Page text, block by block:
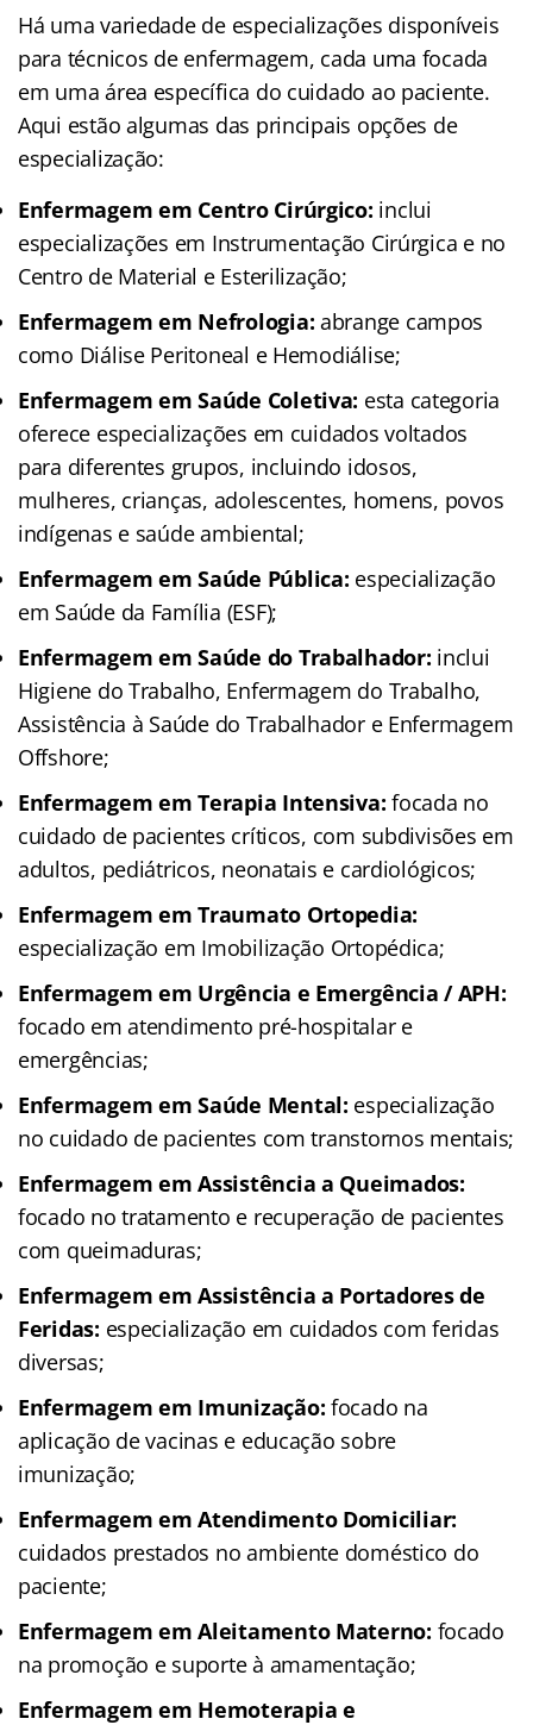
Há uma variedade de especializações disponíveis
para técnicos de enfermagem, cada uma focada
em uma área específica do cuidado ao paciente.
Aqui estão algumas das principais opções de
especialização:
Enfermagem em Centro Cirúrgico: inclui
especializações em Instrumentação Cirúrgica e no
Centro de Material e Esterilização;
Enfermagem em Nefrologia: abrange campos
como Diálise Peritoneal e Hemodiálise;
Enfermagem em Saúde Coletiva: esta categoria
oferece especializações em cuidados voltados
para diferentes grupos, incluindo idosos,
mulheres, crianças, adolescentes, homens, povos
indígenas e saúde ambiental;
Enfermagem em Saúde Pública: especialização
em Saúde da Família (ESF);
Enfermagem em Saúde do Trabalhador: inclui
Higiene do Trabalho, Enfermagem do Trabalho,
Assistência à Saúde do Trabalhador e Enfermagem
Offshore;
Enfermagem em Terapia Intensiva: focada no
cuidado de pacientes críticos, com subdivisões em
adultos, pediátricos, neonatais e cardiológicos;
Enfermagem em Traumato Ortopedia:
especialização em Imobilização Ortopédica;
Enfermagem em Urgência e Emergência / APH:
focado em atendimento pré-hospitalar e
emergências;
Enfermagem em Saúde Mental: especialização
no cuidado de pacientes com transtornos mentais;
Enfermagem em Assistência a Queimados:
focado no tratamento e recuperação de pacientes
com queimaduras;
Enfermagem em Assistência a Portadores de
Feridas: especialização em cuidados com feridas
diversas;
Enfermagem em Imunização: focado na
aplicação de vacinas e educação sobre
imunização;
Enfermagem em Atendimento Domiciliar:
cuidados prestados no ambiente doméstico do
paciente;
Enfermagem em Aleitamento Materno: focado
na promoção e suporte à amamentação;
Enfermagem em Hemoterapia e